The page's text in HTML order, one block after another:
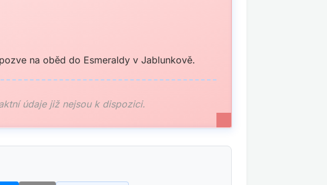
na oběd do Esmeraldy v Jablunkově.
údaje již nejsou k dispozici.